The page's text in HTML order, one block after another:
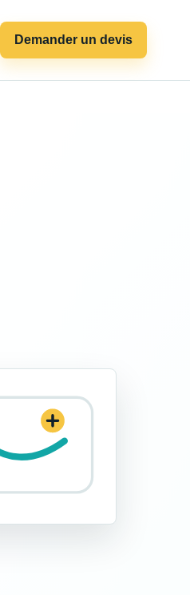
Demander un devis